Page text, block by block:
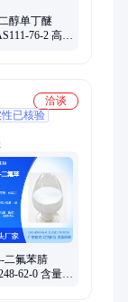
醇单丁醚
76-2 高含
洽谈
已核验
二氟苯腈
62-0 含量